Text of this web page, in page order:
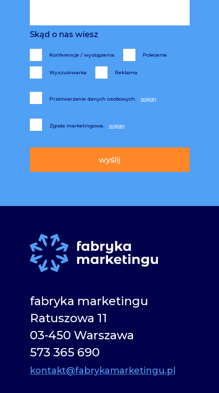
Skąd o nas wiesz
Konferencje / wystąpienia Polecenie
Wyszukiwarka Reklama
Przetwarzanie danych osobowych.
Zgoda marketingowa.
fabryka marketingu
Ratuszowa 11
03-450 Warszawa
573 365 690
kontakt@fabrykamarketingu.pl